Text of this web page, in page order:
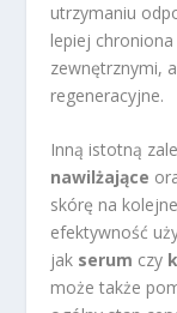
utrzymaniu
lepiej
zewnętrznymi,
regeneracyjne.
Inną istotną
nawilżające
skórę na
efektywność
jak serum czy
może także